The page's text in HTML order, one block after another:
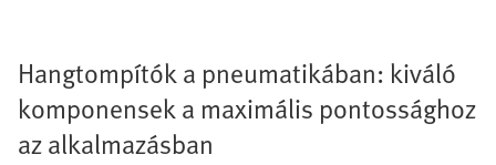
Hangtompítók a pneumatikában: kiváló
komponensek a maximális pontossághoz
az alkalmazásban